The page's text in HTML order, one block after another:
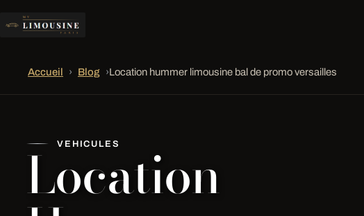
Accueil › Blog ›Location hummer limousine bal de promo versailles
VEHICULES
Location